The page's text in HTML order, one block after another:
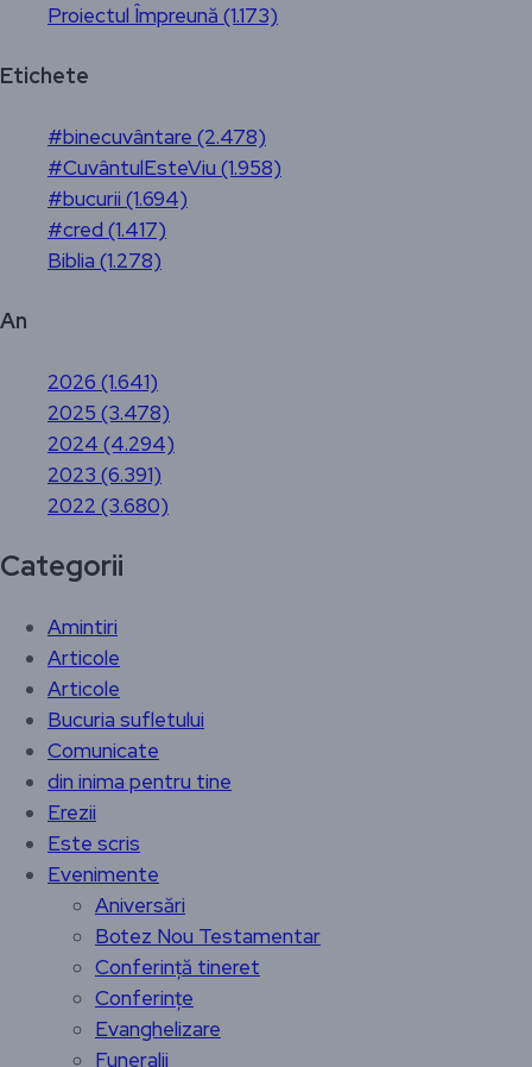
Proiectul Împreună (1.173)
Etichete
#binecuvântare (2.478)
#CuvântulEsteViu (1.958)
#bucurii (1.694)
#cred (1.417)
Biblia (1.278)
An
2026 (1.641)
2025 (3.478)
2024 (4.294)
2023 (6.391)
2022 (3.680)
Categorii
Amintiri
Articole
Articole
Bucuria sufletului
Comunicate
din inima pentru tine
Erezii
Este scris
Evenimente
Aniversări
Botez Nou Testamentar
Conferință tineret
Conferințe
Evanghelizare
Funeralii